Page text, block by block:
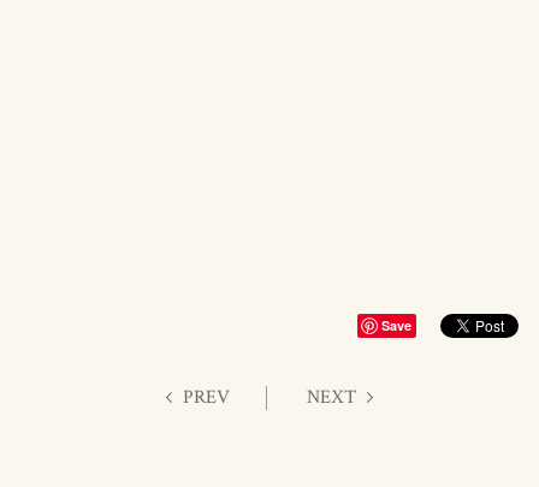
Save
PREV NEXT